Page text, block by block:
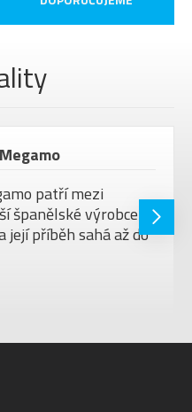
patří mezi
španělské výrobce
její příběh sahá až do